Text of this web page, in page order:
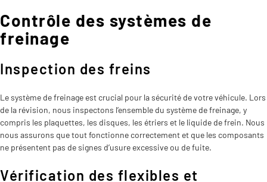
Contrôle des systèmes de
freinage
Inspection des freins
Le système de freinage est crucial pour la sécurité de votre véhicule. Lors
de la révision, nous inspectons l’ensemble du système de freinage, y
compris les plaquettes, les disques, les étriers et le liquide de frein. Nous
nous assurons que tout fonctionne correctement et que les composants
ne présentent pas de signes d’usure excessive ou de fuite.
Vérification des flexibles et